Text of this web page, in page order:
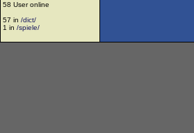
58 User online
57 in /dict/
1 in /spiele/